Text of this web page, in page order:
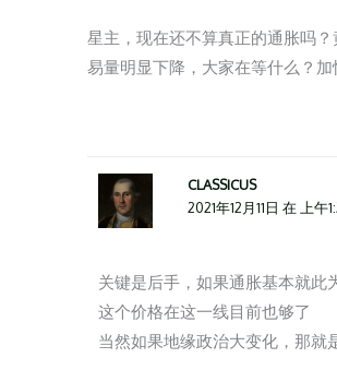
星主，现在还不算真正的通胀吗
易量明显下降，大家在等什么？加
CLASSICUS
2021年12月11日 在 上午
关键是后手，如果通胀基本就此
这个价格在这一线目前也够了
当然如果地缘政治大变化，那就